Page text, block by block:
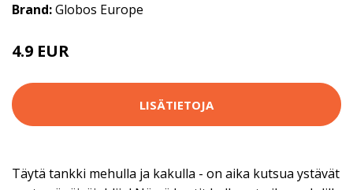
Brand:Globos Europe
4.9 EUR
LISÄTIETOJA
Täytä tankki mehulla ja kakulla - on aika kutsua ystävät